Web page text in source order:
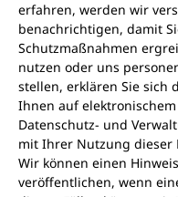
erfahren, werden wir
benachrichtigen, damit
Schutzmaßnahmen
nutzen oder uns
stellen, erklären Sie sich
Ihnen auf
Datenschutz- und
mit Ihrer Nutzung dieser
Wir können einen
veröffentlichen, wenn